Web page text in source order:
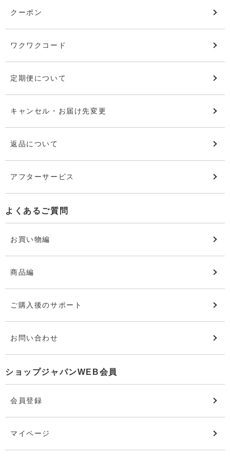
クーポン
ワクワクコード
定期便について
キャンセル・お届け先変更
返品について
アフターサービス
よくあるご質問
お買い物編
商品編
ご購入後のサポート
お問い合わせ
ショップジャパンWEB会員
会員登録
マイページ